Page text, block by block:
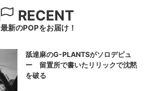
RECENT
最新のPOPをお届け！
舐達麻のG-PLANTSがソロデビュ
ー 留置所で書いたリリックで沈黙
を破る